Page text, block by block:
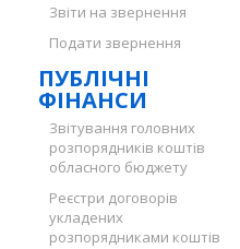
Звіти на звернення
Подати звернення
ПУБЛІЧНІ
ФІНАНСИ
Звітування головних
розпорядників коштів
обласного бюджету
Реєстри договорів
укладених
розпорядниками коштів